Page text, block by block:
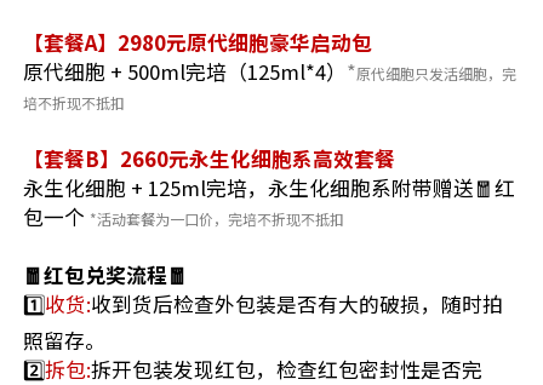
【套餐A】2980元原代细胞豪华启动包
原代细胞 + 500ml完培（125ml*4） *原代细胞只发活细胞，完
培不折现不抵扣
【套餐B】2660元永生化细胞系高效套餐
永生化细胞 + 125ml完培，永生化细胞系附带赠送🧧红
包一个 *活动套餐为一口价，完培不折现不抵扣
🧧红包兑奖流程🧧
1️⃣收货:收到货后检查外包装是否有大的破损，随时拍
照留存。
2️⃣拆包:拆开包装发现红包，检查红包密封性是否完